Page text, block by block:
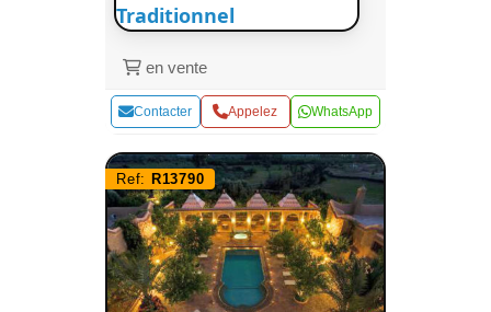
Traditionnel
en vente
Contacter Appelez WhatsApp
Ref: R13790